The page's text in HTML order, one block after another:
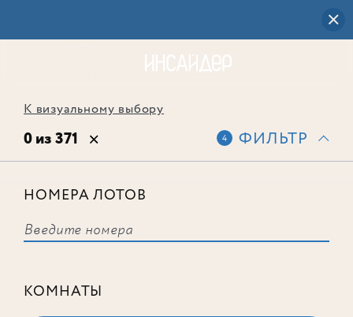
К визуальному выбору
0 из 371 4 ФИЛЬТР
НОМЕРА ЛОТОВ
КОМНАТЫ
соответствует ни одного лота